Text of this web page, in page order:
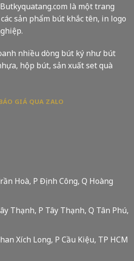
là một trang
sản phẩm bút khắc tên, in logo
nhiều dòng bút ký như bút
hộp bút, sản xuất set quà
GIÁ QUA ZALO
Hoà, P Định Công, Q Hoàng
Thạnh, P Tây Thạnh, Q Tân Phú,
Xích Long, P Cầu Kiệu, TP HCM